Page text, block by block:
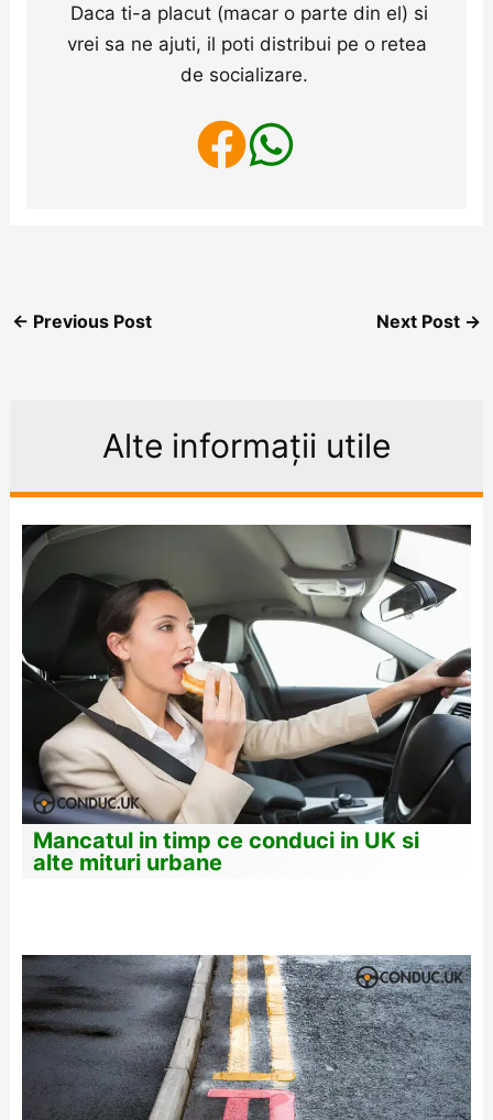
Daca ti-a placut (macar o parte din el) si
vrei sa ne ajuti, il poti distribui pe o retea
de socializare.
← Previous Post Next Post →
Alte informații utile
Mancatul in timp ce conduci in UK si
alte mituri urbane